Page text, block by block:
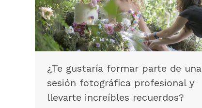
¿Te gustaría formar parte de una
sesión fotográfica profesional y
llevarte increíbles recuerdos?